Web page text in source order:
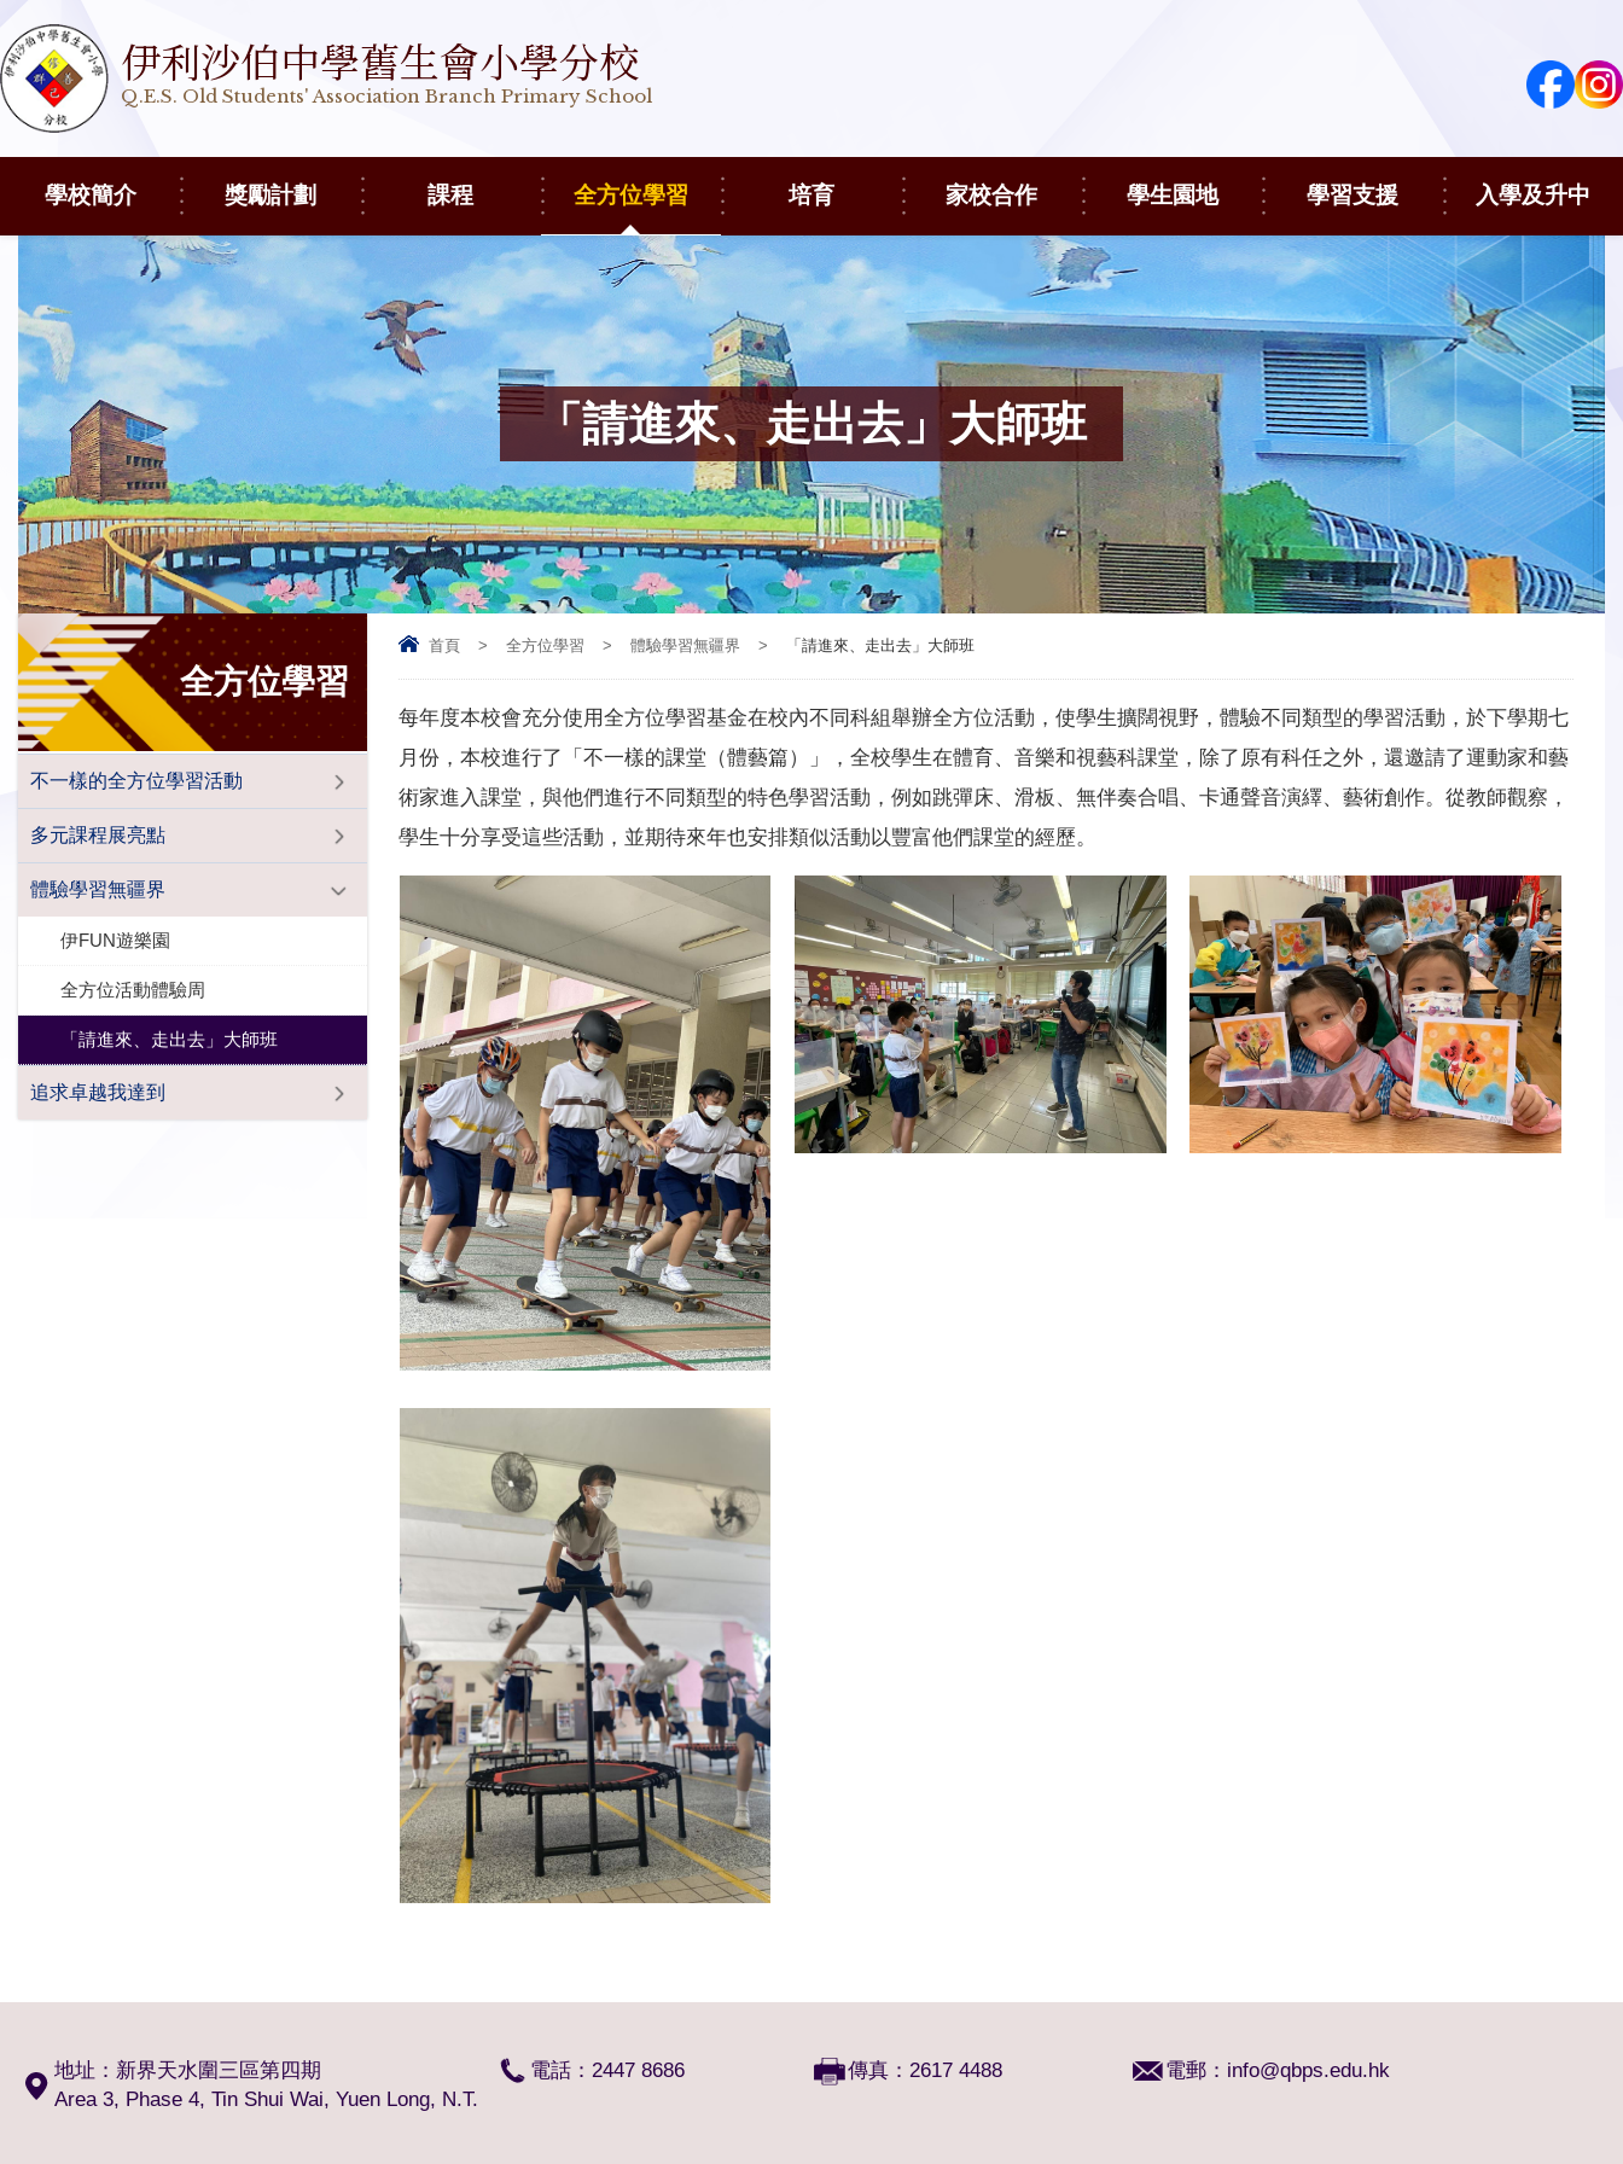
伊利沙伯中學舊生會小學分校
Q.E.S. Old Students' Association Branch Primary School
學校簡介 獎勵計劃 課程 全方位學習 培育 家校合作 學生園地 學習支援 入學及升中
「請進來、走出去」大師班
首頁 > 全方位學習 > 體驗學習無疆界 > 「請進來、走出去」大師班
每年度本校會充分使用全方位學習基金在校內不同科組舉辦全方位活動，使學生擴闊視野，體驗不同類型的學習活動，於下學期七
月份，本校進行了「不一樣的課堂（體藝篇）」，全校學生在體育、音樂和視藝科課堂，除了原有科任之外，還邀請了運動家和藝
術家進入課堂，與他們進行不同類型的特色學習活動，例如跳彈床、滑板、無伴奏合唱、卡通聲音演繹、藝術創作。從教師觀察，
學生十分享受這些活動，並期待來年也安排類似活動以豐富他們課堂的經歷。
全方位學習
不一樣的全方位學習活動
多元課程展亮點
體驗學習無疆界
伊FUN遊樂園
全方位活動體驗周
「請進來、走出去」大師班
追求卓越我達到
地址：新界天水圍三區第四期
Area 3, Phase 4, Tin Shui Wai, Yuen Long, N.T.
電話：2447 8686 傳真：2617 4488 電郵： info@qbps.edu.hk